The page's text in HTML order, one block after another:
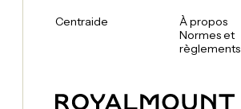
Centraide
À propos
Normes et
règlements